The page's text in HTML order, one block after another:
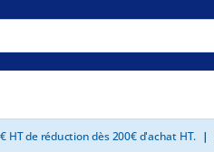
HT de réduction dès 200€ d'achat HT. |